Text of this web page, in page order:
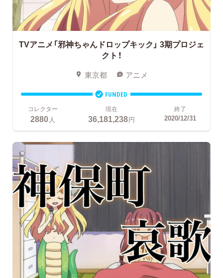
TVアニメ「邪神ちゃんドロップキック」 3期プロジェ
クト！
東京都 アニメ
FUNDED
コレクター
2880人
現在
36,181,238円
終了
2020/12/31